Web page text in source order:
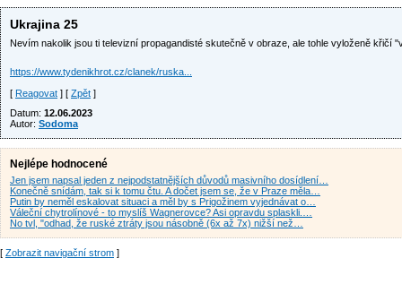
Ukrajina 25
Nevím nakolik jsou ti televizní propagandisté skutečně v obraze, ale tohle vyloženě křičí
https://www.tydenikhrot.cz/clanek/ruska...
[ Reagovat ] [ Zpět ]
Datum: 12.06.2023
Autor: Sodoma
Nejlépe hodnocené
Jen jsem napsal jeden z nejpodstatnějších důvodů masivního dosídlení…
Konečně snídám, tak si k tomu čtu. A dočet jsem se, že v Praze měla…
Putin by neměl eskalovat situaci a měl by s Prigožinem vyjednávat o…
Váleční chytrolínové - to myslíš Wagnerovce? Asi opravdu splaskli.…
No tvl, "odhad, že ruské ztráty jsou násobně (6x až 7x) nižší než…
[ Zobrazit navigační strom ]